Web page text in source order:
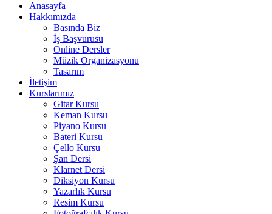
Anasayfa
Hakkımızda
Basında Biz
İş Başvurusu
Online Dersler
Müzik Organizasyonu
Tasarım
İletişim
Kurslarımız
Gitar Kursu
Keman Kursu
Piyano Kursu
Bateri Kursu
Çello Kursu
Şan Dersi
Klarnet Dersi
Diksiyon Kursu
Yazarlık Kursu
Resim Kursu